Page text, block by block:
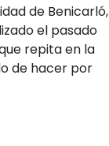
de Benicarló,
el pasado
repita en la
de hacer por